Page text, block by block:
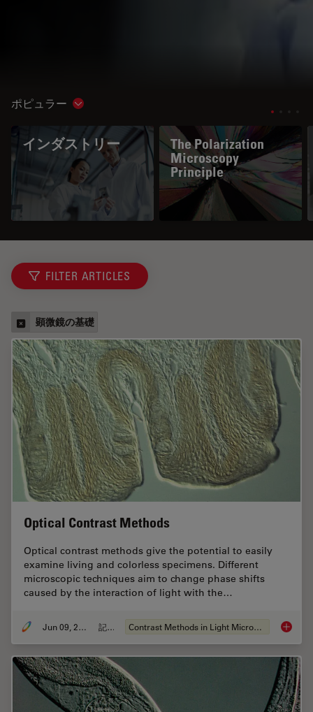
ポピュラー Show subnavigation
インダストリー
The Polarization
Microscopy
Principle
FILTER ARTICLES
顕微鏡の基礎
Optical Contrast Methods
Optical contrast methods give the potential to easily
examine living and colorless specimens. Different
microscopic techniques aim to change phase shifts
caused by the interaction of light with the…
Jun 09, 2011 記事 Contrast Methods in Light Microscopy Optical